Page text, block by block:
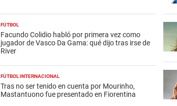
FÚTBOL
Facundo Colidio habló por primera vez como
jugador de Vasco Da Gama: qué dijo tras irse de
River
FÚTBOL INTERNACIONAL
Tras no ser tenido en cuenta por Mourinho,
Mastantuono fue presentado en Fiorentina